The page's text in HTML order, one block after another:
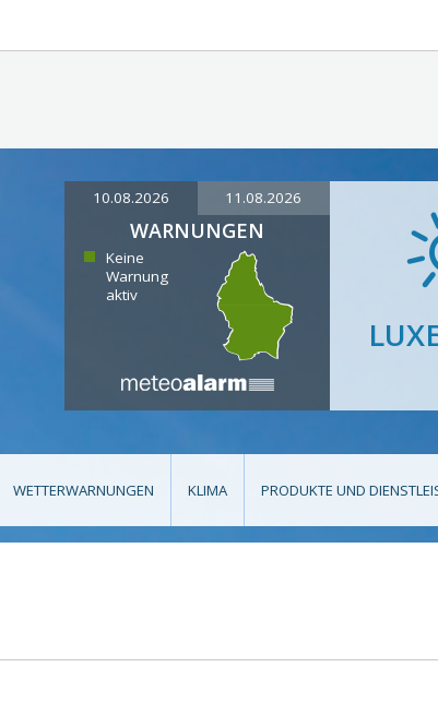
10.08.2026 11.08.2026
WARNUNGEN
Keine
Warnung
aktiv
WETTERWARNUNGEN KLIMA PRODUKTE UND